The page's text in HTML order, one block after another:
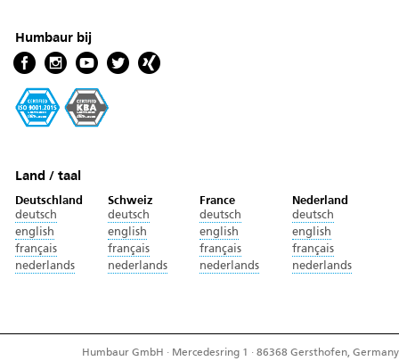
Humbaur bij
Land / taal
Deutschland
deutsch
english
français
nederlands
Schweiz
deutsch
english
français
nederlands
France
deutsch
english
français
nederlands
Nederland
deutsch
english
français
nederlands
Humbaur GmbH · Mercedesring 1 · 86368 Gersthofen, Germany